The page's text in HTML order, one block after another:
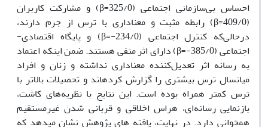
احساس بی‌سازمانی اجتماعی (325/0=
β
) و مشارکت کاربران
(409/0=
β) رابطه مثبت و معناداری با ترس از جرم ‌دارند،
درحالی‌که کنترل اجتماعی (234/0-=
β) و پایگاه اقتصادی-
اجتماعی (385/0-=
β) دارای اثر منفی هستند. ضمن اینکه اعتماد
به رسانه اثر تعدیل‌کننده معناداری نداشته و زنان و افراد
میانسال ترس بیشتری را گزارش کرده­اند و تحصیلات بالاتر با
ترس کمتر همراه بوده است. این نتایج با نظریه‌های کاشت،
بازنمایی رسانه‌ای، هراس اخلاقی و قربانی شدن غیرمستقیم
همخوانی دارد. در نهایت، یافته های پژوهش نشان می­دهد که